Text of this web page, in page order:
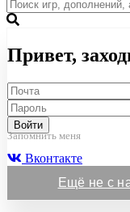
Привет,
Войти
Запомнить меня
Вконтакте
Ещё не с